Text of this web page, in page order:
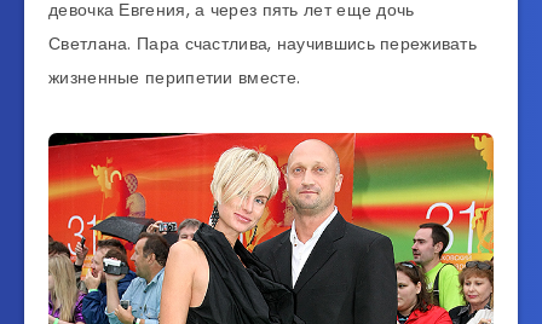
девочка Евгения, а через пять лет еще дочь
Светлана. Пара счастлива, научившись переживать
жизненные перипетии вместе.